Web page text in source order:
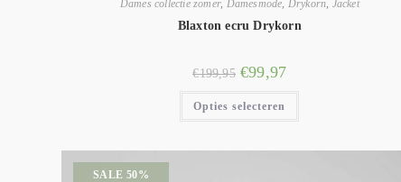
Dames collectie zomer, Damesmode Drykorn Jacket
Blaxton ecru Drykorn
€199,95 €99,97
Opties selecteren
SALE 50%